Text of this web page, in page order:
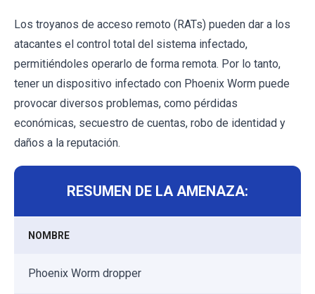
Los troyanos de acceso remoto (RATs) pueden dar a los
atacantes el control total del sistema infectado,
permitiéndoles operarlo de forma remota. Por lo tanto,
tener un dispositivo infectado con Phoenix Worm puede
provocar diversos problemas, como pérdidas
económicas, secuestro de cuentas, robo de identidad y
daños a la reputación.
RESUMEN DE LA AMENAZA:
NOMBRE
Phoenix Worm dropper